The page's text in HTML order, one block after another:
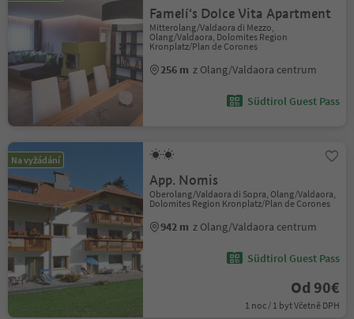
Famelí‘s Dolce Vita Apartment
Mitterolang/Valdaora di Mezzo,
Olang/Valdaora, Dolomites Region
Kronplatz/Plan de Corones
256 m z Olang/Valdaora centrum
Südtirol Guest Pass
Na vyžádání
App. Nomis
Oberolang/Valdaora di Sopra, Olang/Valdaora,
Dolomites Region Kronplatz/Plan de Corones
942 m z Olang/Valdaora centrum
Südtirol Guest Pass
Od 90€
1 noc / 1 byt Včetně DPH